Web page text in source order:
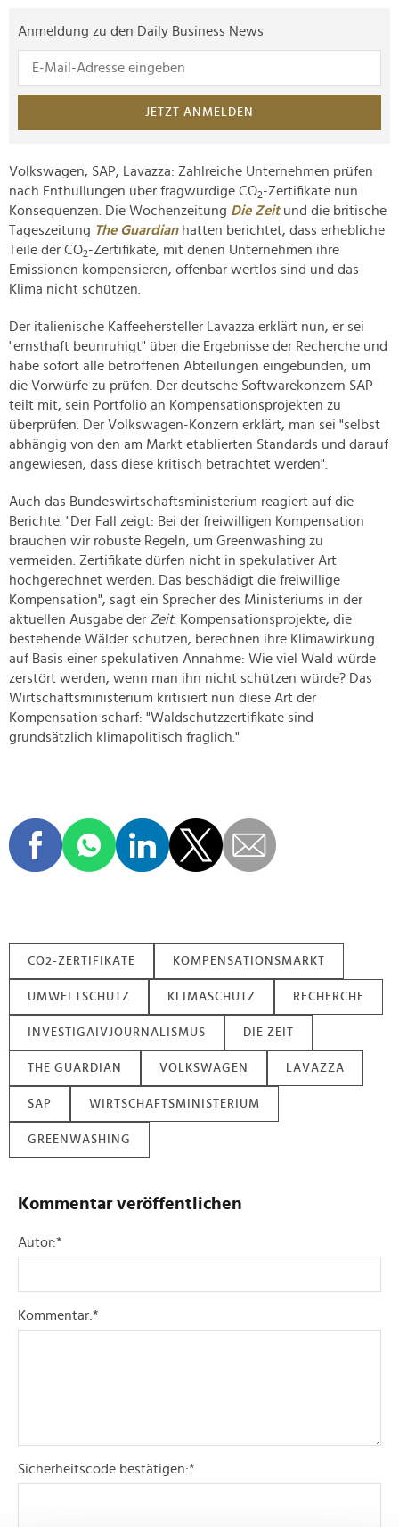
Anmeldung zu den Daily Business News
JETZT ANMELDEN
Volkswagen, SAP, Lavazza: Zahlreiche Unternehmen prüfen
nach Enthüllungen über fragwürdige CO2-Zertifikate nun
Konsequenzen. Die Wochenzeitung Die Zeitund die britische
Tageszeitung The Guardianhatten berichtet, dass erhebliche
Teile der CO2-Zertifikate, mit denen Unternehmen ihre
Emissionen kompensieren, offenbar wertlos sind und das
Klima nicht schützen.
Der italienische Kaffeehersteller Lavazza erklärt nun, er sei
"ernsthaft beunruhigt" über die Ergebnisse der Recherche und
habe sofort alle betroffenen Abteilungen eingebunden, um
die Vorwürfe zu prüfen. Der deutsche Softwarekonzern SAP
teilt mit, sein Portfolio an Kompensationsprojekten zu
überprüfen. Der Volkswagen-Konzern erklärt, man sei "selbst
abhängig von den am Markt etablierten Standards und darauf
angewiesen, dass diese kritisch betrachtet werden".
Auch das Bundeswirtschaftsministerium reagiert auf die
Berichte. "Der Fall zeigt: Bei der freiwilligen Kompensation
brauchen wir robuste Regeln, um Greenwashing zu
vermeiden. Zertifikate dürfen nicht in spekulativer Art
hochgerechnet werden. Das beschädigt die freiwillige
Kompensation", sagt ein Sprecher des Ministeriums in der
aktuellen Ausgabe der Zeit. Kompensationsprojekte, die
bestehende Wälder schützen, berechnen ihre Klimawirkung
auf Basis einer spekulativen Annahme: Wie viel Wald würde
zerstört werden, wenn man ihn nicht schützen würde? Das
Wirtschaftsministerium kritisiert nun diese Art der
Kompensation scharf: "Waldschutzzertifikate sind
grundsätzlich klimapolitisch fraglich."
CO2-ZERTIFIKATE KOMPENSATIONSMARKT
UMWELTSCHUTZ KLIMASCHUTZ RECHERCHE
INVESTIGAIVJOURNALISMUS DIE ZEIT
THE GUARDIAN VOLKSWAGEN LAVAZZA
SAP WIRTSCHAFTSMINISTERIUM
GREENWASHING
Kommentar veröffentlichen
Autor:*
Kommentar:*
Sicherheitscode bestätigen:*